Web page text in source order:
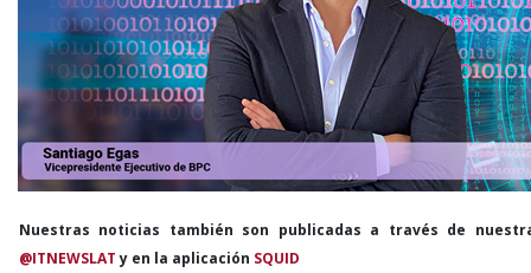
Nuestras noticias también son publicadas a través de
@ITNEWSLATy en la aplicación SQUID